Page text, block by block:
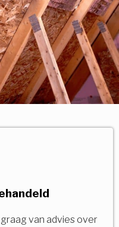
van advies over